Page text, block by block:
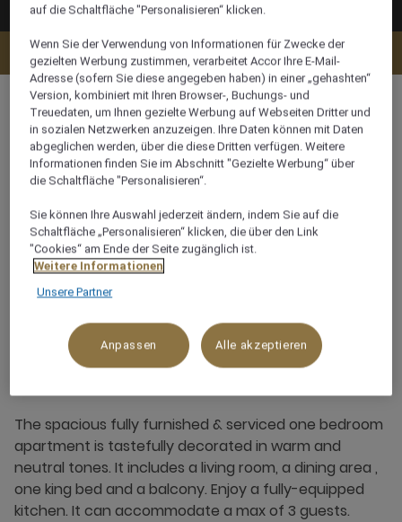
Verfügbarkeit anzeigen
96 m²
Stadtblick,Poolseite
2 x
Über dieses Zimmer
The spacious fully furnished & serviced one bedroom
apartment is tastefully decorated in warm and
neutral tones. It includes a living room, a dining area ,
one king bed and a balcony. Enjoy a fully-equipped
kitchen. It can accommodate a max of 3 guests.
auf die Schaltfläche "Personalisieren“ klicken.
Wenn Sie der Verwendung von Informationen für Zwecke der
gezielten Werbung zustimmen, verarbeitet Accor Ihre E-Mail-
Adresse (sofern Sie diese angegeben haben) in einer „gehashten“
Version, kombiniert mit Ihren Browser-, Buchungs- und
Treuedaten, um Ihnen gezielte Werbung auf Webseiten Dritter und
in sozialen Netzwerken anzuzeigen. Ihre Daten können mit Daten
abgeglichen werden, über die diese Dritten verfügen. Weitere
Informationen finden Sie im Abschnitt "Gezielte Werbung“ über
die Schaltfläche "Personalisieren“.
Sie können Ihre Auswahl jederzeit ändern, indem Sie auf die
Schaltfläche „Personalisieren“ klicken, die über den Link
"Cookies“ am Ende der Seite zugänglich ist.
Weitere Informationen
Unsere Partner
Anpassen Alle akzeptieren